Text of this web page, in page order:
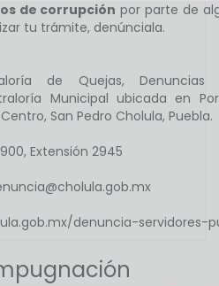
de corrupción por parte de
tu trámite, denúnciala.
de Quejas, Denuncias
Municipal ubicada en
San Pedro Cholula, Puebla.
Extensión 2945
denuncia-servidores-